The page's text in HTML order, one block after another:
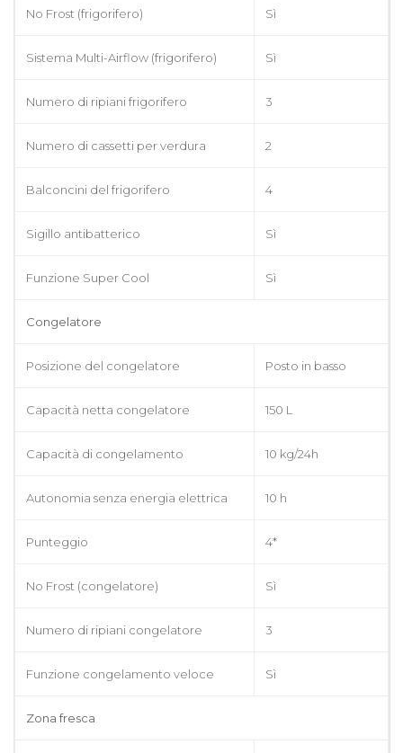
No Frost (frigorifero) Sì
Sistema Multi-Airflow (frigorifero) Sì
Numero di ripiani frigorifero 3
Numero di cassetti per verdura 2
Balconcini del frigorifero 4
Sigillo antibatterico Sì
Funzione Super Cool Sì
Congelatore
Posizione del congelatore Posto in basso
Capacità netta congelatore 150 L
Capacità di congelamento 10 kg/24h
Autonomia senza energia elettrica 10 h
Punteggio 4*
No Frost (congelatore) Sì
Numero di ripiani congelatore 3
Funzione congelamento veloce Sì
Zona fresca